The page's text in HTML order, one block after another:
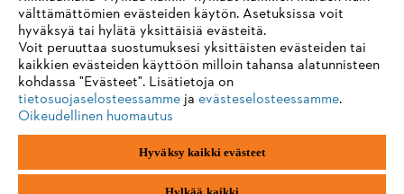
JälkiYksityisyyden suojaEvästetiedot
välttämättömien evästeiden käytön. Asetuksissa voit
hyväksyä tai hylätä yksittäisiä evästeitä.
Voit peruuttaa suostumuksesi yksittäisten evästeiden tai
kaikkien evästeiden käyttöön milloin tahansa alatunnisteen
kohdassa "Evästeet". Lisätietoja on
tietosuojaselosteessammeja evästeselosteessamme.
Oikeudellinen huomautus
Hyväksy kaikki evästeet